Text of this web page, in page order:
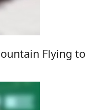
Flying to